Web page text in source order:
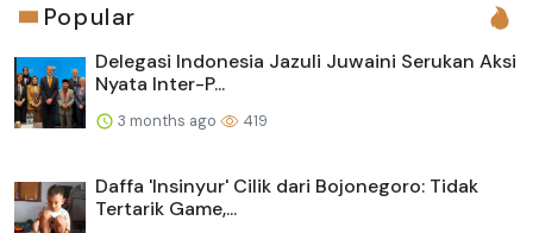
Popular
Delegasi Indonesia Jazuli Juwaini Serukan Aksi
Nyata Inter-P...
3 months ago 419
Daffa 'Insinyur' Cilik dari Bojonegoro: Tidak
Tertarik Game,...